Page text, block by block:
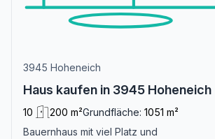
3945 Hoheneich
Haus kaufen in 3945 Hoheneich
10 200 m²Grundfläche: 1051 m²
Bauernhaus mit viel Platz und